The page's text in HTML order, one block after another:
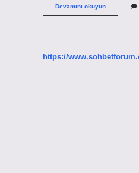
Devamını okuyunDozer
Adı
https://